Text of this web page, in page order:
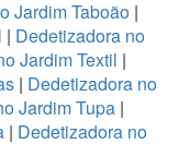
Jardim Taboão |
| Dedetizadora no
Jardim Textil |
| Dedetizadora no
Jardim Tupa|
| Dedetizadora no